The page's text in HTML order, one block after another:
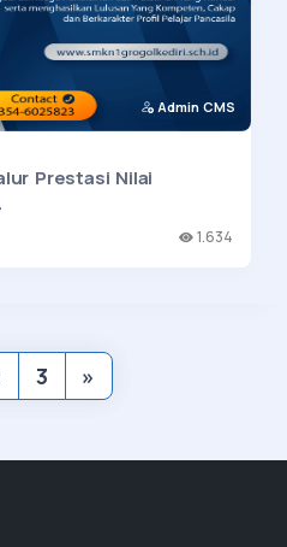
Admin CMS
Prestasi Nilai
1.634
3 »